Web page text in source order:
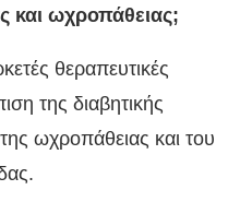
και ωχροπάθειας;
θεραπευτικές
της διαβητικής
ωχροπάθειας και του